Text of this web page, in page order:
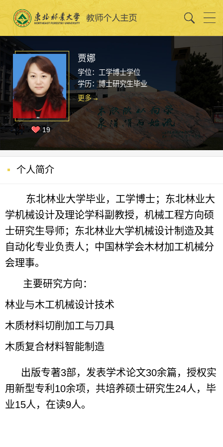
19
贾娜
学位：工学博士学位
学历：博士研究生毕业
更多
个人简介
东北林业大学毕业，工学博士；东北林业大
学机械设计及理论学科副教授，机械工程方向硕
士研究生导师；东北林业大学机械设计制造及其
自动化专业负责人；中国林学会木材加工机械分
会理事。
主要研究方向：
林业与木工机械设计技术
木质材料切削加工与刀具
木质复合材料智能制造
出版专著3部，发表学术论文30余篇，授权实
用新型专利10余项，共培养硕士研究生24人，毕
业15人，在读9人。